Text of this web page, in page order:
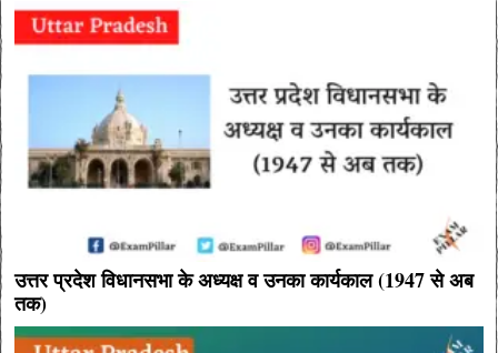
उत्तर प्रदेश विधानसभा के अध्यक्ष व उनका कार्यकाल (1947 से अब
तक)